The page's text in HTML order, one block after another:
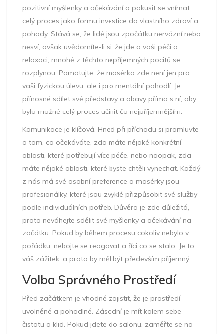
pozitivní myšlenky a očekávání a pokusit se vnímat
celý proces jako formu investice do vlastního zdraví a
pohody. Stává se, že lidé jsou zpočátku nervózní nebo
nesví, avšak uvědomíte-li si, že jde o vaši péči a
relaxaci, mnohé z těchto nepříjemných pocitů se
rozplynou. Pamatujte, že masérka zde není jen pro
vaši fyzickou úlevu, ale i pro mentální pohodlí. Je
přínosné sdílet své představy a obavy přímo s ní, aby
bylo možné celý proces učinit čo nejpříjemnějším.
Komunikace je klíčová. Hned při příchodu si promluvte
o tom, co očekáváte, zda máte nějaké konkrétní
oblasti, které potřebují více péče, nebo naopak, zda
máte nějaké oblasti, které byste chtěli vynechat. Každý
z nás má své osobní preference a masérky jsou
profesionálky, které jsou zvyklé přizpůsobit své služby
podle individuálních potřeb. Důvěra je zde důležitá,
proto neváhejte sdělit své myšlenky a očekávání na
začátku. Pokud by během procesu cokoliv nebylo v
pořádku, nebojte se reagovat a říci co se stalo. Je to
váš zážitek, a proto by měl být především příjemný.
Volba Správného Prostředí
Před začátkem je vhodné zajistit, že je prostředí
uvolněné a pohodlné. Zásadní je mít kolem sebe
čistotu a klid. Pokud jdete do salonu, zaměřte se na